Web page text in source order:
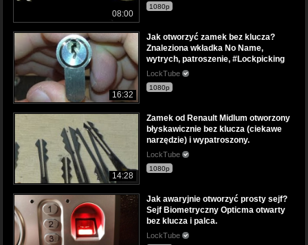
08:00
1080p
16:32
Jak otworzyć zamek bez klucza?
Znaleziona wkładka No Name,
wytrych, patroszenie, #Lockpicking
LockTube
1080p
14:28
Zamek od Renault Midlum otworzony
błyskawicznie bez klucza (ciekawe
narzędzie) i wypatroszony.
LockTube
1080p
Jak awaryjnie otworzyć prosty sejf?
Sejf Biometryczny Opticma otwarty
bez klucza i palca.
LockTube